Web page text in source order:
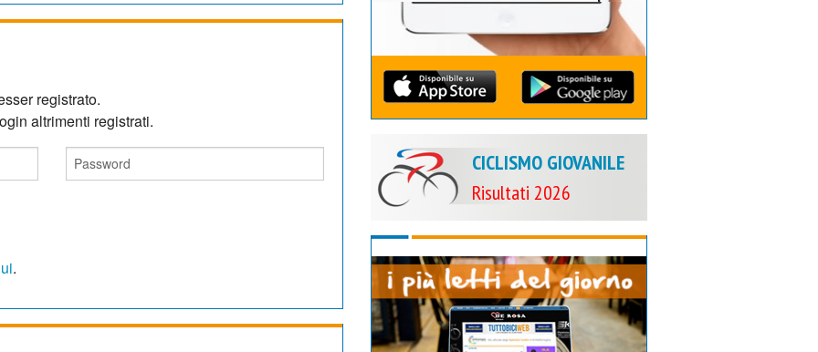
registrato.
altrimenti registrati.
.
CICLISMO GIOVANILE
Risultati 2026